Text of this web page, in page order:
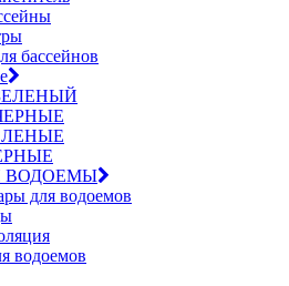
бассейнов
ВОДОЕМЫ
для водоемов
водоемов